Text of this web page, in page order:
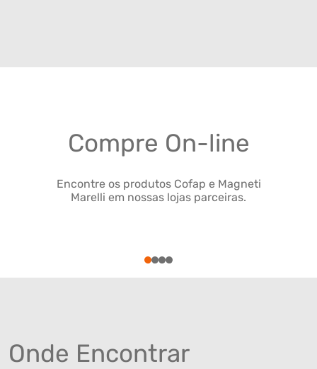
Compre On-line
Encontre os produtos Cofap e Magneti
Marelli em nossas lojas parceiras.
1234
Onde Encontrar